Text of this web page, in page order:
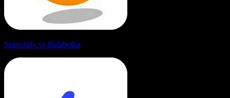
Speechify vs Balabolka